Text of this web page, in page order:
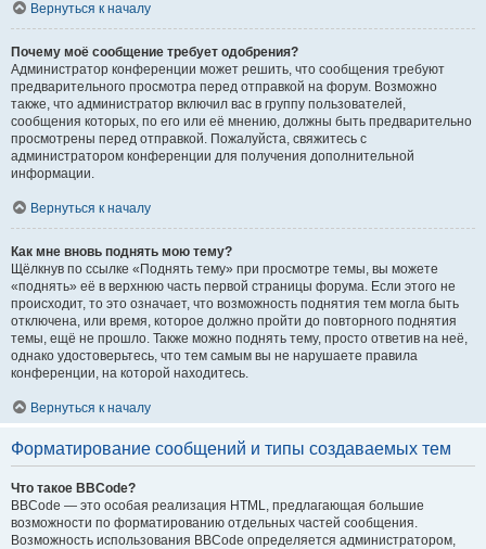
Вернуться к началу
Почему моё сообщение требует одобрения?
Администратор конференции может решить, что сообщения требуют
предварительного просмотра перед отправкой на форум. Возможно
также, что администратор включил вас в группу пользователей,
сообщения которых, по его или её мнению, должны быть предварительно
просмотрены перед отправкой. Пожалуйста, свяжитесь с
администратором конференции для получения дополнительной
информации.
Вернуться к началу
Как мне вновь поднять мою тему?
Щёлкнув по ссылке «Поднять тему» при просмотре темы, вы можете
«поднять» её в верхнюю часть первой страницы форума. Если этого не
происходит, то это означает, что возможность поднятия тем могла быть
отключена, или время, которое должно пройти до повторного поднятия
темы, ещё не прошло. Также можно поднять тему, просто ответив на неё,
однако удостоверьтесь, что тем самым вы не нарушаете правила
конференции, на которой находитесь.
Вернуться к началу
Форматирование сообщений и типы создаваемых тем
Что такое BBCode?
BBCode — это особая реализация HTML, предлагающая большие
возможности по форматированию отдельных частей сообщения.
Возможность использования BBCode определяется администратором,